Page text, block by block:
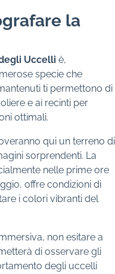
la
Uccelli è,
specie che
ti permettono di
e ai recinti per
ottimali.
qui un terreno di
sorprendenti. La
nelle prime ore
offre condizioni di
i colori vibranti del
non esitare a
di osservare gli
degli uccelli